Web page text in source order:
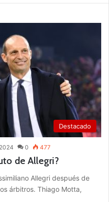
Destacado
0 477
de Allegri?
Allegri después de
árbitros. Thiago Motta,